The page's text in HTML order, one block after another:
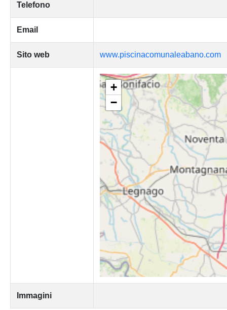
Telefono
Email
Sito web www.piscinacomunaleabano.com
+
−
Immagini